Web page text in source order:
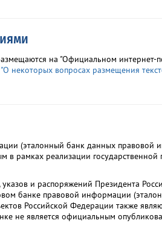
на "Официальном
вопросах размещения
(эталонный банк данных правовой
в рамках реализации
и распоряжений Президента
банке правовой информации
Российской Федерации также
не является официальным